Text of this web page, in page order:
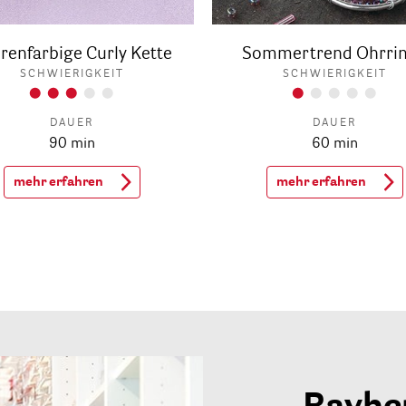
Curly Kette
SCHWIERIGKEIT
DAUER
90 min
mehr erfahren
Sommertrend
SCHWIERIGKEIT
DAUER
60 min
mehr erfahren